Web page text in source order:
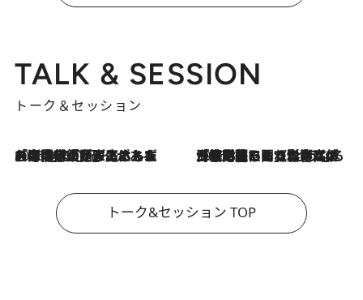
TALK & SESSION
トーク＆セッション
2026.8.3
「今後値上げがあるとすれば…」「リスクがあるのは今年の冬」エネルギー専門家が語る、ホルムズ海峡封鎖が家庭にもたらす“ある心配” 2026.8.3
「住宅建てられない…」「サーチャージ料の高値が続いている」ホルムズ海峡封鎖による影響はいつまで続く？《エネルギー専門家に聞く“どうなる日本の暮らし”》
トーク&セッション TOP